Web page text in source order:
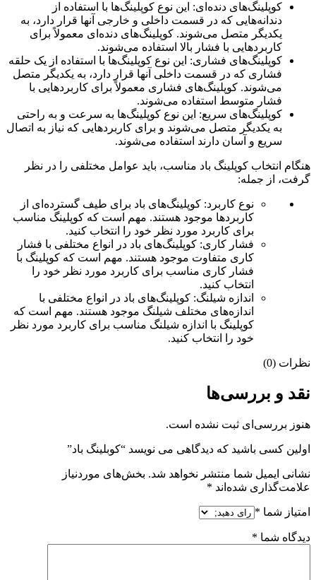
کوپلینگ‌های دنده‌ای: این نوع کوپلینگ‌ها با استفاده از
دندانه‌هایی که در قسمت داخلی و خارجی آنها قرار دارد، به
یکدیگر متصل می‌شوند. کوپلینگ‌های دنده‌ای معمولاً برای
کاربردهایی با فشار بالا استفاده می‌شوند.
کوپلینگ‌های فشاری: این نوع کوپلینگ‌ها با استفاده از یک حلقه
فشاری که در قسمت داخلی آنها قرار دارد، به یکدیگر متصل
می‌شوند. کوپلینگ‌های فشاری معمولاً برای کاربردهایی با
فشار متوسط استفاده می‌شوند.
کوپلینگ‌های سریع: این نوع کوپلینگ‌ها به سرعت و به راحتی
به یکدیگر متصل می‌شوند و برای کاربردهایی که نیاز به اتصال
سریع و آسان دارند استفاده می‌شوند.
هنگام انتخاب کوپلینگ باد مناسب، باید عوامل مختلفی را در نظر
گرفت، از جمله:
نوع کاربرد: کوپلینگ‌های باد برای طیف گسترده‌ای از
کاربردها موجود هستند. مهم است که کوپلینگ مناسب
برای کاربرد مورد نظر خود را انتخاب کنید.
فشار کاری: کوپلینگ‌های باد در انواع مختلفی با فشار
کاری متفاوت موجود هستند. مهم است که کوپلینگ با
فشار کاری مناسب برای کاربرد مورد نظر خود را
انتخاب کنید.
اندازه شیلنگ: کوپلینگ‌های باد در انواع مختلفی با
اندازه‌های مختلف شیلنگ موجود هستند. مهم است که
کوپلینگ با اندازه شیلنگ مناسب برای کاربرد مورد نظر
خود را انتخاب کنید.
نظرات (0)
نقد و بررسی‌ها
هنوز بررسی‌ای ثبت نشده است.
اولین کسی باشید که دیدگاهی می نویسد “کوبلینگ باد”
نشانی ایمیل شما منتشر نخواهد شد. بخش‌های موردنیاز
علامت‌گذاری شده‌اند *
امتیاز شما *
دیدگاه شما *